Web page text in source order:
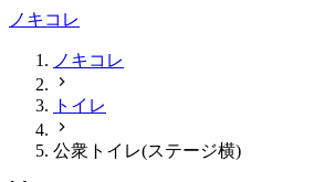
ノキコレ
ノキコレ
トイレ
公衆トイレ(ステージ横)